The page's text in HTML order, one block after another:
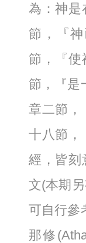
為：神是
節，『
節，『
節，『是
章二節，
十八節，
經，皆刻
文(本期
可自行參
那修